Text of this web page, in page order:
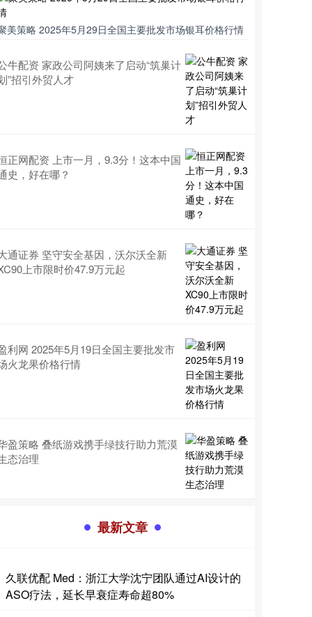
美策略 2025年5月29日全国主要批发市场银耳价格行情
牛配资 家政公司阿姨来了启动“筑巢计
”招引外贸人才
正网配资 上市一月，9.3分！这本中国
史，好在哪？
通证券 坚守安全基因，沃尔沃全新
上市限时价47.9万元起
利网 2025年5月19日全国主要批发市
火龙果价格行情
盈策略 叠纸游戏携手绿技行助力荒漠
态治理
最新文章
久联优配 Med：浙江大学沈宁团队通过AI设计的
ASO疗法，延长早衰症寿命超80%